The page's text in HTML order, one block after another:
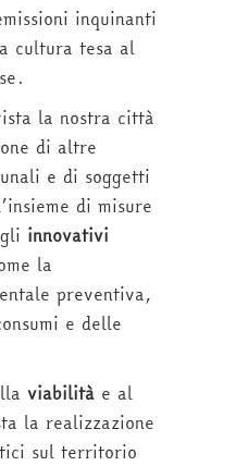
inquinanti
cultura tesa al
la nostra città
di altre
e di soggetti
di misure
innovativi
la
preventiva,
e delle
viabilità e al
la realizzazione
sul territorio